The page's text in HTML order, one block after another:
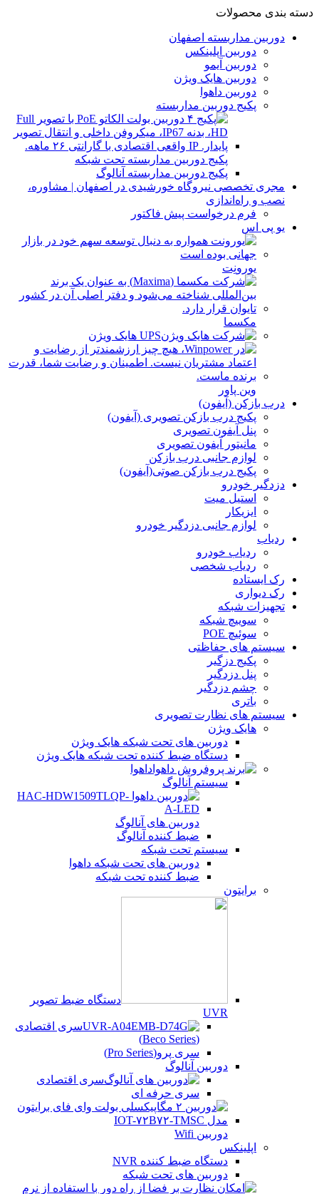
دسته بندی محصولات
دوربین مداربسته اصفهان
دوربین اپلینکس
دوربین آیمو
دوربین هایک ویژن
دوربین داهوا
پکیج دوربین مداربسته
پکیج دوربین مداربسته تحت شبکه
پکیج دوربین مداربسته آنالوگ
مجری تخصصی نیروگاه خورشیدی در اصفهان | مشاوره،
نصب و راه‌اندازی
فرم درخواست پیش فاکتور
یو پی اس
یورونِت
مکسما
UPS هایک ویژن
وین پاور
درب بازکن (آیفون)
پکیج درب بازکن تصویری (آیفون)
پنل آیفون تصویری
مانیتور آیفون تصویری
لوازم جانبی درب بازکن
پکیج درب بازکن صوتی(آیفون)
دزدگیر خودرو
استیل میت
ایزیکار
لوازم جانبی دزدگیر خودرو
ردیاب
ردیاب خودرو
ردیاب شخصی
رک ایستاده
رک دیواری
تجهیزات شبکه
سوییچ شبکه
سوئیچ POE
سیستم های حفاظتی
پکیج دزگیر
پنل دزدگیر
چشم دزدگیر
باتری
سیستم های نظارت تصویری
هایک ویژن
دوربین های تحت شبکه هایک ویژن
دستگاه ضبط کننده تحت شبکه هایک ویژن
داهوا
سیستم آنالوگ
دوربین های آنالوگ
ضبط کننده آنالوگ
سیستم تحت شبکه
دوربین های تحت شبکه داهوا
ضبط کننده تحت شبکه
برایتون
دستگاه ضبط تصویر
UVR
سری اقتصادی
(Beco Series)
سری پرو(Pro Series)
دوربین آنالوگ
سری اقتصادی
سری حرفه ای
دوربین Wifi
اپلینکس
دستگاه ضبط کننده NVR
دوربین های تحت شبکه